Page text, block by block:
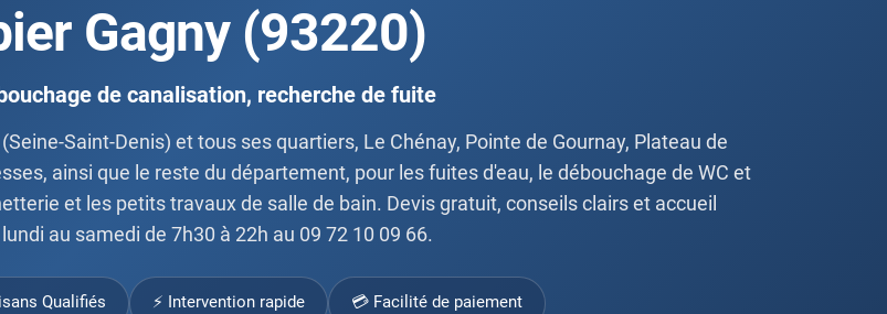
Gagny (93220)
de canalisation, recherche de fuite
Saint-Denis) et tous ses quartiers, Le Chénay, Pointe de Gournay, Plateau de
ainsi que le reste du département, pour les fuites d'eau, le débouchage de WC et
et les petits travaux de salle de bain. Devis gratuit, conseils clairs et accueil
au samedi de 7h30 à 22h au 09 72 10 09 66.
Qualifiés ⚡ Intervention rapide 💳 Facilité de paiement